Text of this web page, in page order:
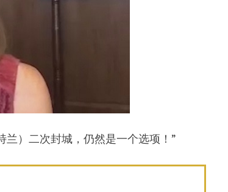
兰）二次封城，仍然是一个选项！”